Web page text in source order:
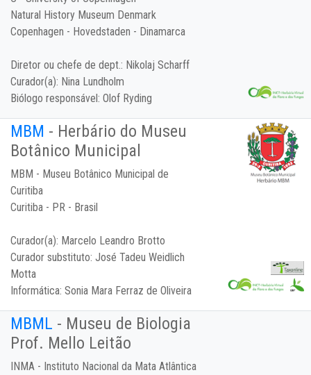
Natural History Museum Denmark
Copenhagen - Hovedstaden - Dinamarca
Diretor ou chefe de dept.: Nikolaj Scharff
Curador(a): Nina Lundholm
Biólogo responsável: Olof Ryding
MBM - Herbário do Museu
Botânico Municipal
MBM - Museu Botânico Municipal de
Curitiba
Curitiba - PR - Brasil
Curador(a): Marcelo Leandro Brotto
Curador substituto: José Tadeu Weidlich
Motta
Informática: Sonia Mara Ferraz de Oliveira
MBML - Museu de Biologia
Prof. Mello Leitão
INMA - Instituto Nacional da Mata Atlântica